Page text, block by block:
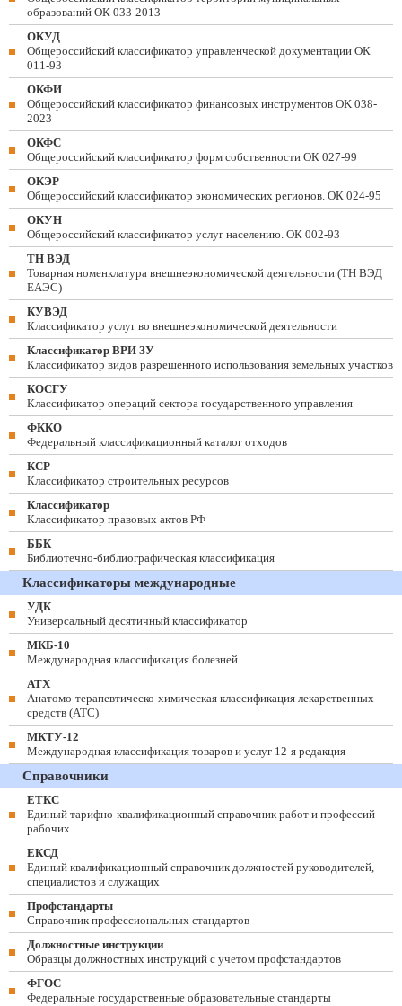
образований ОК 033-2013
ОКУД
Общероссийский классификатор управленческой документации ОК
011-93
ОКФИ
Общероссийский классификатор финансовых инструментов OK 038-
2023
ОКФС
Общероссийский классификатор форм собственности ОК 027-99
ОКЭР
Общероссийский классификатор экономических регионов. ОК 024-95
ОКУН
Общероссийский классификатор услуг населению. ОК 002-93
ТН ВЭД
Товарная номенклатура внешнеэкономической деятельности (ТН ВЭД
ЕАЭС)
КУВЭД
Классификатор услуг во внешнеэкономической деятельности
Классификатор ВРИ ЗУ
Классификатор видов разрешенного использования земельных участков
КОСГУ
Классификатор операций сектора государственного управления
ФККО
Федеральный классификационный каталог отходов
КСР
Классификатор строительных ресурсов
Классификатор
Классификатор правовых актов РФ
ББК
Библиотечно-библиографическая классификация
Классификаторы международные
УДК
Универсальный десятичный классификатор
МКБ-10
Международная классификация болезней
АТХ
Анатомо-терапевтическо-химическая классификация лекарственных
средств (ATC)
МКТУ-12
Международная классификация товаров и услуг 12-я редакция
Справочники
ЕТКС
Единый тарифно-квалификационный справочник работ и профессий
рабочих
ЕКСД
Единый квалификационный справочник должностей руководителей,
специалистов и служащих
Профстандарты
Справочник профессиональных стандартов
Должностные инструкции
Образцы должностных инструкций с учетом профстандартов
ФГОС
Федеральные государственные образовательные стандарты